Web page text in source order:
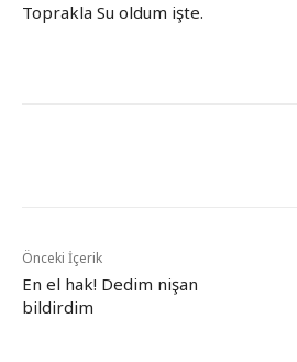
Toprakla Su oldum işte.
Önceki İçerik
En el hak! Dedim nişan
bildirdim